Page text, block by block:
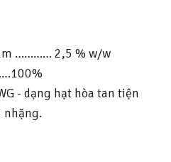
………… 2,5 % w/w
- dạng hạt hòa tan tiện
nhặng.